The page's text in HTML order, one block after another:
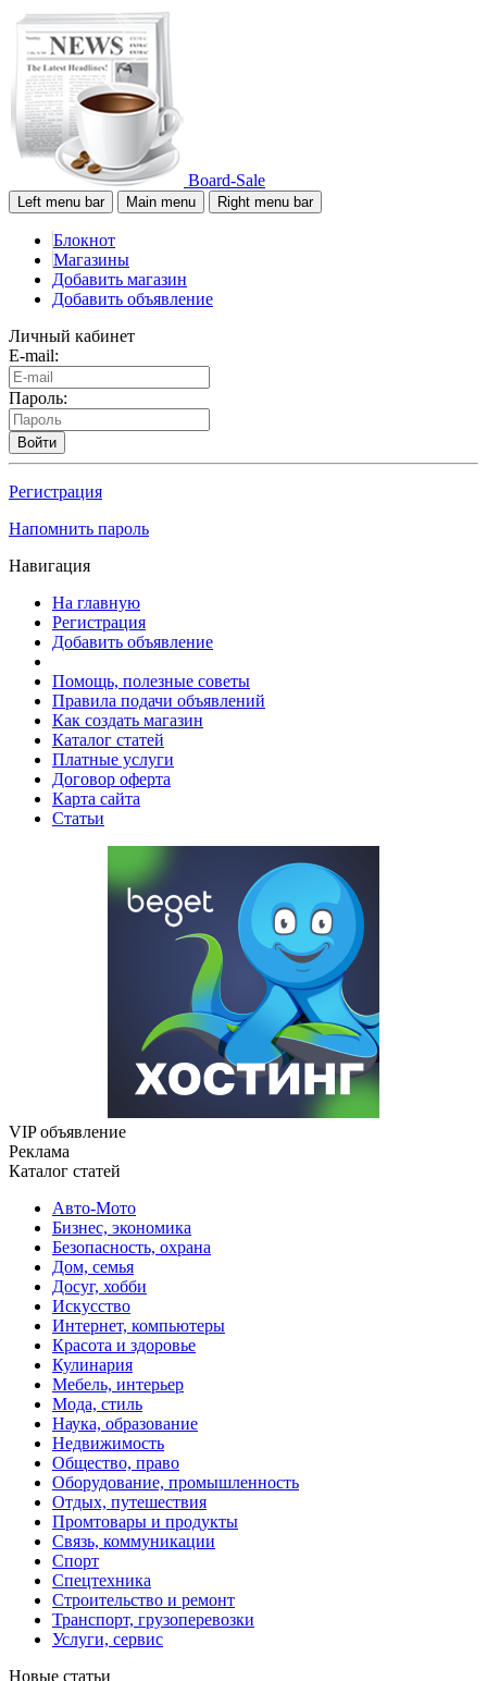
Board-Sale
Left menu bar Main menu Right menu bar
Блокнот
Магазины
Добавить магазин
Добавить объявление
Личный кабинет
E-mail:
Пароль:
Войти
Регистрация
Напомнить пароль
Навигация
На главную
Регистрация
Добавить объявление
Помощь, полезные советы
Правила подачи объявлений
Как создать магазин
Каталог статей
Платные услуги
Договор оферта
Карта сайта
Статьи
VIP объявление
Реклама
Каталог статей
Авто-Мото
Бизнес, экономика
Безопасность, охрана
Дом, семья
Досуг, хобби
Искусство
Интернет, компьютеры
Красота и здоровье
Кулинария
Мебель, интерьер
Мода, стиль
Наука, образование
Недвижимость
Общество, право
Оборудование, промышленность
Отдых, путешествия
Промтовары и продукты
Связь, коммуникации
Спорт
Спецтехника
Строительство и ремонт
Транспорт, грузоперевозки
Услуги, сервис
Новые статьи